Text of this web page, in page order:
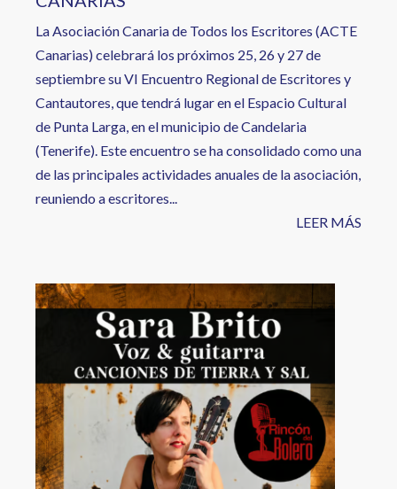
La Asociación Canaria de Todos los Escritores (ACTE
Canarias) celebrará los próximos 25, 26 y 27 de
septiembre su VI Encuentro Regional de Escritores y
Cantautores, que tendrá lugar en el Espacio Cultural
de Punta Larga, en el municipio de Candelaria
(Tenerife). Este encuentro se ha consolidado como una
de las principales actividades anuales de la asociación,
reuniendo a escritores...
LEER MÁS
Image